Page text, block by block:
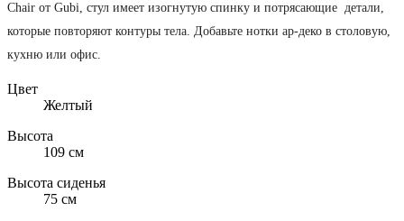
Chair от Gubi, стул имеет изогнутую спинку и потрясающие детали,
которые повторяют контуры тела. Добавьте нотки ар-деко в столовую,
кухню или офис.
Цвeт
Желтый
Высота
109 см
Высота сиденья
75 см